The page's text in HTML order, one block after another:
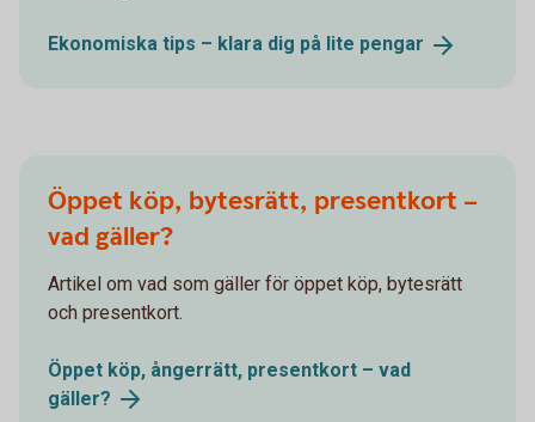
Ekonomiska tips – klara dig på lite pengar
Öppet köp, bytesrätt, presentkort –
vad gäller?
Artikel om vad som gäller för öppet köp, bytesrätt
och presentkort.
Öppet köp, ångerrätt, presentkort – vad
gäller?